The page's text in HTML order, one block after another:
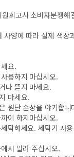
회고시 소비자분쟁해
사양에 따라 실제 색상
요.
용하지 마십시오.
나 뜯지 마세요.
마세요.
원단 손상을 야기합니
이 하지마십시오.
탁하세요. 세탁기 사
서 말려 주십시오.